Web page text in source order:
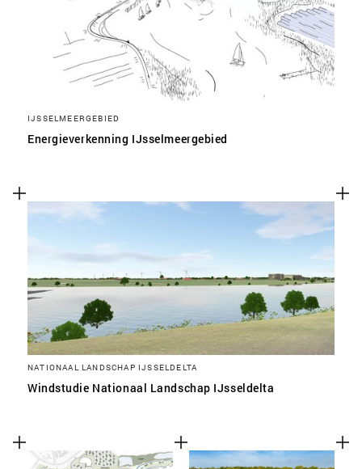
IJSSELMEERGEBIED
Energieverkenning IJsselmeergebied
NATIONAAL LANDSCHAP IJSSELDELTA
Windstudie Nationaal Landschap IJsseldelta